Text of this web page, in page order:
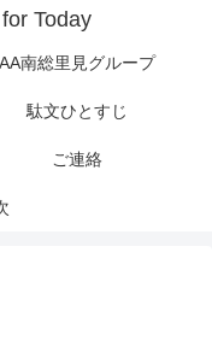
Today
AA南総里見グループ
駄文ひとすじ
ご連絡